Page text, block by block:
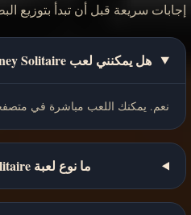
إجابات سريعة قبل أن تبدأ بتوزيع
هل يمكنني لعب Kenney Solitaire مجاناً عبر الإنترنت؟
نعم. يمكنك اللعب مباشرة في
ما نوع لعبة Kenney Solitaire؟